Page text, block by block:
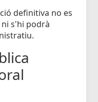
definitiva no es
s'hi podrà